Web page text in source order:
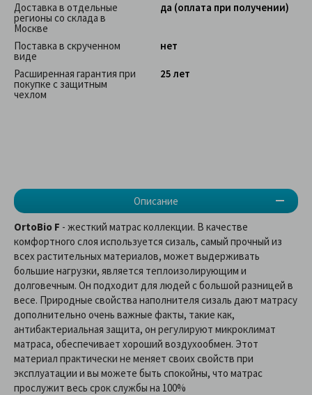
Описание
Доставка в отдельные
регионы со склада в
Москве
да (оплата при получении)
Поставка в скрученном
виде
нет
Расширенная гарантия при
покупке с защитным
чехлом
25 лет
OrtoBio F - жесткий матрас коллекции. В качестве
комфортного слоя используется сизаль, самый прочный из
всех растительных материалов, может выдерживать
большие нагрузки, является теплоизолирующим и
долговечным. Он подходит для людей с большой разницей в
весе. Природные свойства наполнителя сизаль дают матрасу
дополнительно очень важные факты, такие как,
антибактериальная защита, он регулируют микроклимат
матраса, обеспечивает хороший воздухообмен. Этот
материал практически не меняет своих свойств при
эксплуатации и вы можете быть спокойны, что матрас
прослужит весь срок службы на 100%